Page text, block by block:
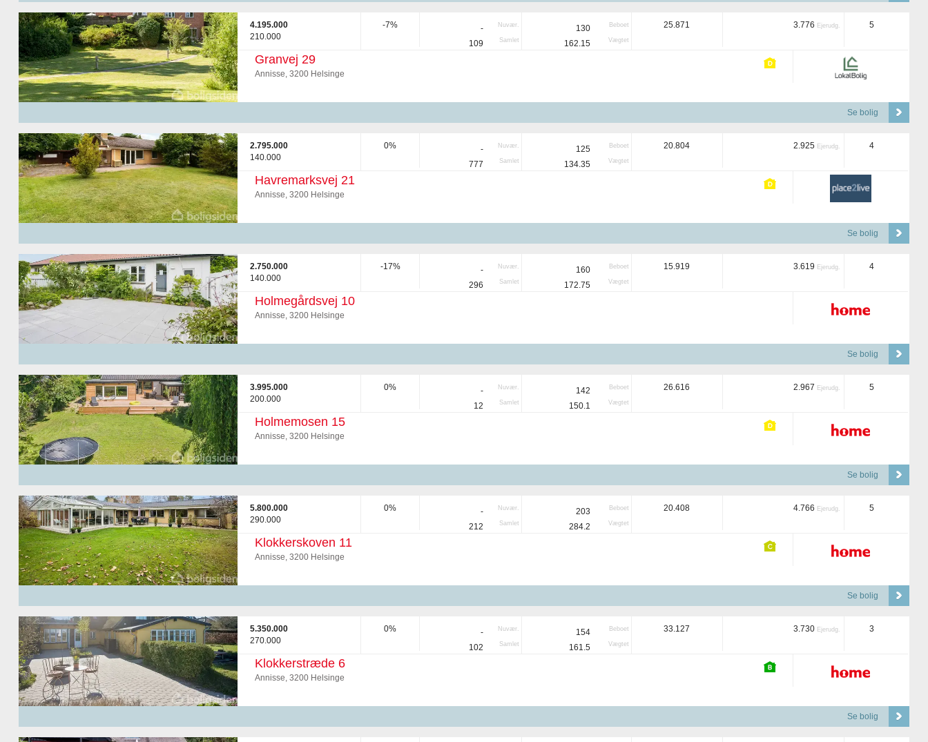
4.195.000
210.000
-7% - Nuvær.
109 Samlet
130 Beboet
162.15 Vægtet
25.871 3.776 Ejerudg. 5
Granvej 29
Annisse, 3200 Helsinge
Se bolig
2.795.000
140.000
0% - Nuvær.
777 Samlet
125 Beboet
134.35 Vægtet
20.804 2.925 Ejerudg. 4
Havremarksvej 21
Annisse, 3200 Helsinge
Se bolig
2.750.000
140.000
-17% - Nuvær.
296 Samlet
160 Beboet
172.75 Vægtet
15.919 3.619 Ejerudg. 4
Holmegårdsvej 10
Annisse, 3200 Helsinge
Se bolig
3.995.000
200.000
0% - Nuvær.
12 Samlet
142 Beboet
150.1 Vægtet
26.616 2.967 Ejerudg. 5
Holmemosen 15
Annisse, 3200 Helsinge
Se bolig
5.800.000
290.000
0% - Nuvær.
212 Samlet
203 Beboet
284.2 Vægtet
20.408 4.766 Ejerudg. 5
Klokkerskoven 11
Annisse, 3200 Helsinge
Se bolig
5.350.000
270.000
0% - Nuvær.
102 Samlet
154 Beboet
161.5 Vægtet
33.127 3.730 Ejerudg. 3
Klokkerstræde 6
Annisse, 3200 Helsinge
Se bolig